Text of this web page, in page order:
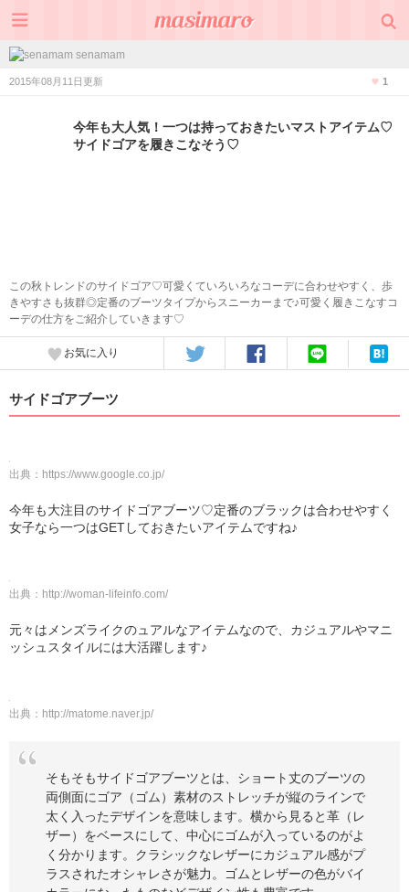
senamam
2015年08月11日更新 1
今年も大人気！一つは持っておきたいマストアイテム♡
サイドゴアを履きこなそう♡
この秋トレンドのサイドゴア♡可愛くていろいろなコーデに合わせやすく、歩
きやすさも抜群◎定番のブーツタイプからスニーカーまで♪可愛く履きこなすコ
ーデの仕方をご紹介していきます♡
お気に入り
サイドゴアブーツ
出典： https://www.google.co.jp/
今年も大注目のサイドゴアブーツ♡定番のブラックは合わせやすく
女子なら一つはGETしておきたいアイテムですね♪
出典： http://woman-lifeinfo.com/
元々はメンズライクのュアルなアイテムなので、カジュアルやマニ
ッシュスタイルには大活躍します♪
出典： http://matome.naver.jp/
そもそもサイドゴアブーツとは、ショート丈のブーツの
両側面にゴア（ゴム）素材のストレッチが縦のラインで
太く入ったデザインを意味します。横から見ると革（レ
ザー）をベースにして、中心にゴムが入っているのがよ
く分かります。クラシックなレザーにカジュアル感がプ
ラスされたオシャレさが魅力。ゴムとレザーの色がバイ